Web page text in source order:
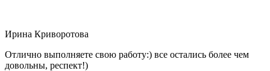
Ирина Криворотова
Отлично выполняете свою работу:) все остались более чем
довольны, респект!)